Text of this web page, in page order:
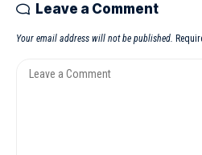
Leave a Comment
Your email address will not be published.